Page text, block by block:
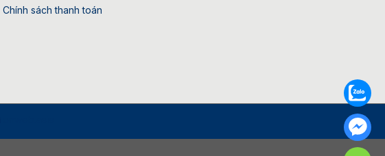
Chính sách thanh toán